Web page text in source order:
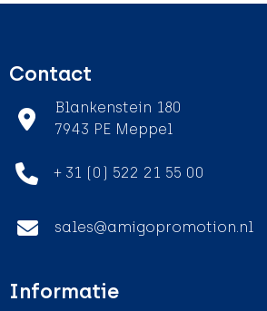
Contact
Blankenstein 180
7943 PE Meppel
+ 31 (0) 522 21 55 00
sales@amigopromotion.nl
Informatie